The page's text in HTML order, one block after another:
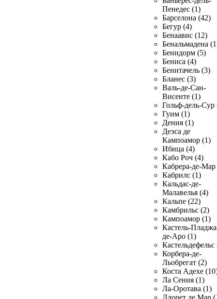
Пенедес (1)
Барселона (42)
Бегур (4)
Бенаавис (12)
Бенальмадена
Бенидорм (5)
Бениса (4)
Бенитачель (3)
Бланес (3)
Валь-де-Сан-
Висенте (1)
Гольф-дель-Сур
Гуим (1)
Дения (1)
Деэса де
Кампоамор (1)
Ибица (4)
Кабо Роч (4)
Кабрера-де-Мар
Кабрилс (1)
Кальдас-де-
Малавелья (4)
Кальпе (22)
Камбрильс (2)
Кампоамор (1)
Кастель-
де-Аро (1)
Кастельдефельс
Корбера-де-
Льобрегат (2)
Коста Адехе
Ла Сения (1)
Ла-Оротава (1)
Ллорет де Мар